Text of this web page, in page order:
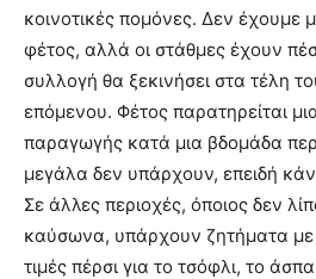
κοινοτικές πομόνες. Δεν έχουμε
φέτος, αλλά οι στάθμες έχουν
συλλογή θα ξεκινήσει στα τέλη
επόμενου. Φέτος παρατηρείται
παραγωγής κατά μια βδομάδα
μεγάλα δεν υπάρχουν, επειδή
Σε άλλες περιοχές, όποιος δεν
καύσωνα, υπάρχουν ζητήματα με
τιμές πέρσι για το τσόφλι, το